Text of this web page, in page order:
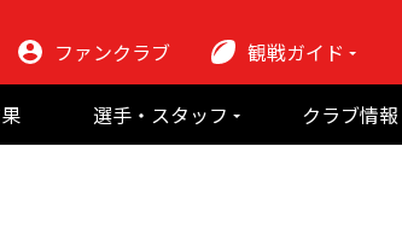
ファンクラブ
観戦ガイド
初めての観戦
選手・スタッフ
クラブ情報